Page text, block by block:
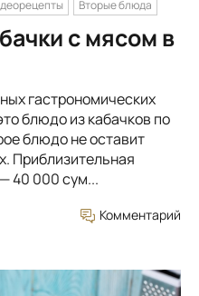
Вторые блюда
с мясом в
гастрономических
блюдо из кабачков по
блюдо не оставит
Приблизительная
40 000 сум...
Комментарий